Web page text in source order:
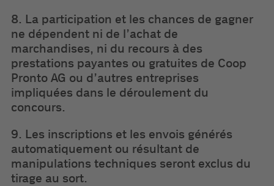
8. La participation et les chances de gagner
ne dépendent ni de l’achat de
marchandises, ni du recours à des
prestations payantes ou gratuites de Coop
Pronto AG ou d’autres entreprises
impliquées dans le déroulement du
concours.
9. Les inscriptions et les envois générés
automatiquement ou résultant de
manipulations techniques seront exclus du
tirage au sort.